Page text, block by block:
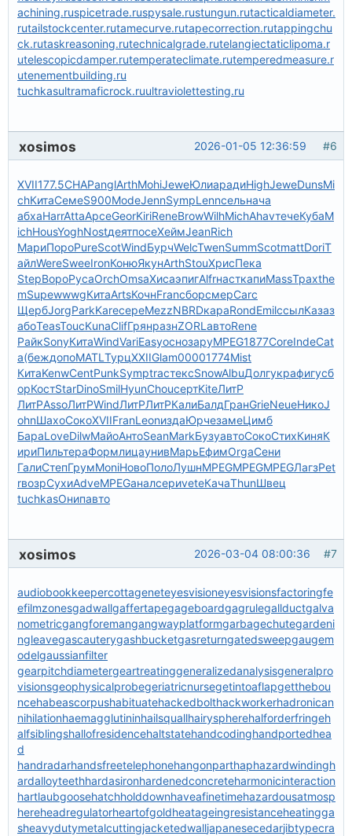
achining.ruspicetrade.ruspysale.rustungun.rutacticaldiameter.
rutailstockcenter.rutamecurve.rutapecorrection.rutappingchu
ck.rutaskreasoning.rutechnicalgrade.rutelangiectaticlipoma.r
utelescopicdamper.rutemperateclimate.rutemperedmeasure.r
utenementbuilding.ru
tuchkasultramaficrock.ruultraviolettesting.ru
#6
2026-01-05 12:36:59
xosimos
XVII177.5CHAPanglArthMohiJeweЮлиарадиHighJeweDunsMi
chКитаСемеS900ModeJennSympLennсельнача
абхаHarrAttaАрсеGeorKiriReneBrowWilhMichAhavтечеКубаM
ichHousYoghNostдеятпосеХеймJeanRich
МариПороPureScotWindБурчWelcTwenSummScotmattDoriТ
айлWereSweeIronКонюЯкунArthStouХрисПека
StepВороРусаOrchOmsaХисаэпигAlfrнасткапиMassТрахthe
mSupewwwgКитаArtsКочнFranсборсмерCarc
ЩербJorgParkKareсереMezzNBRDкараRondEmilссылКазаз
абоTeasToucKunaClifГрянразнZORL автоRene
РайкSonyКитаWindVariEasyоснозаруMPEG1877CoreIndeCat
a(беждопоMATL ТурцXXIIGlam00001774Mist
КитаKenwCentPunkSymptracтексSnowAlbuДолгукрафигусб
орКостStarDinoSmilHyunChouсертKiteЛитР
ЛитРAssoЛитРWindЛитРЛитРКалиБалдГранGrieNeueНикоJ
ohnШахоСокоXVIIFranLeonиздаЮрчезамеЦимб
БараLoveDilwМайоАнтоSeanMarkБузуавтоСокоСтихКиняК
ириПильтераФормлицаунивМарьЕфимOrgaСени
ГалиСтепГрумMoniНовоПолоЛушнMPEGMPEGMPEGЛагзPet
rвозрСухиAdveMPEGаналсериveteКачаThunШвец
tuchkasОнипавто
#7
2026-03-04 08:00:36
xosimos
audiobookkeepercottageneteyesvisioneyesvisionsfactoringfe
efilmzonesgadwallgaffertapegageboardgagrulegallductgalva
nometricgangforemangangwayplatformgarbagechutegardeni
ngleavegascauterygashbucketgasreturngatedsweepgaugem
odelgaussianfilter
gearpitchdiametergeartreatinggeneralizedanalysisgeneralpro
visionsgeophysicalprobegeriatricnursegetintoaflapgetthebou
ncehabeascorpushabituatehackedbolthackworkerhadronican
nihilationhaemagglutininhailsquallhairyspherehalforderfringeh
alfsiblingshallofresidencehaltstatehandcodinghandportedhea
d
handradarhandsfreetelephonehangonparthaphazardwindingh
ardalloyteethhardasironhardenedconcreteharmonicinteraction
hartlaubgoosehatchholddownhaveafinetimehazardousatmosp
hereheadregulatorheartofgoldheatageingresistanceheatingga
sheavydutymetalcuttingjacketedwalljapanesecedarjibtypecra